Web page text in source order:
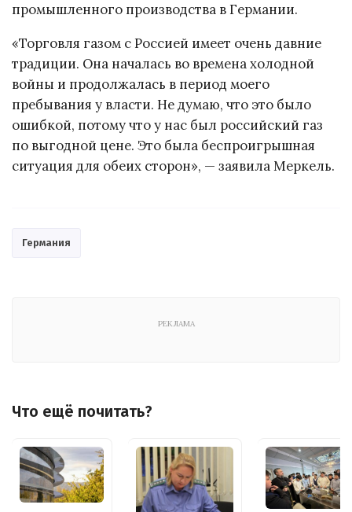
промышленного производства в Германии.
«Торговля газом с Россией имеет очень давние
традиции. Она началась во времена холодной
войны и продолжалась в период моего
пребывания у власти. Не думаю, что это было
ошибкой, потому что у нас был российский газ
по выгодной цене. Это была беспроигрышная
ситуация для обеих сторон», — заявила Меркель.
Германия
РЕКЛАМА
Что ещё почитать?